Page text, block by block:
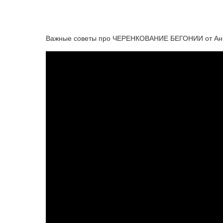
Важные советы про ЧЕРЕНКОВАНИЕ БЕГОНИИ от